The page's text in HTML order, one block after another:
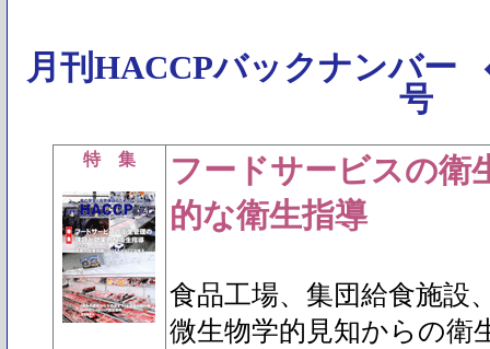
月刊HACCPバックナンバー
号
特 集
フードサービスの衛
的な衛生指導
食品工場、集団給食施設
微生物学的見知からの衛